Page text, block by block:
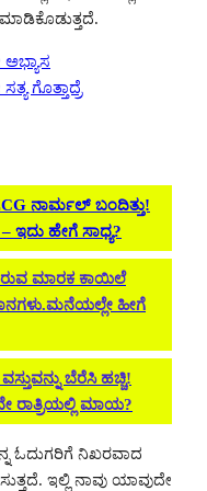
ಗೊತ್ತಾದ್ರೆ
ನಾರ್ಮಲ್ ಬಂದಿತ್ತು!
ಇದು ಹೇಗೆ ಸಾಧ್ಯ?
ಮಾರಕ ಕಾಯಿಲೆ
ಹೀಗೆ
ಬೆರೆಸಿ ಹಚ್ಚಿ!
ರಾತ್ರಿಯಲ್ಲಿ ಮಾಯ?
ಓದುಗರಿಗೆ ನಿಖರವಾದ
ಇಲ್ಲಿ ನಾವು ಯಾವುದೇ